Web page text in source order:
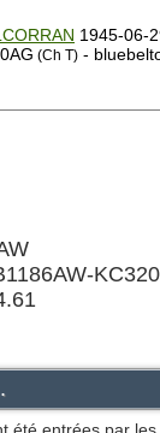
1945-06-
(Ch T) -
été entrées par